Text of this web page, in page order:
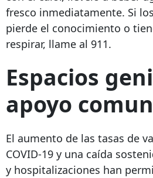
fresco inmediatamente. Si
pierde el conocimiento o
respirar, llame al 911.
Espacios
apoyo
El aumento de las tasas de
COVID-19 y una caída
y hospitalizaciones han